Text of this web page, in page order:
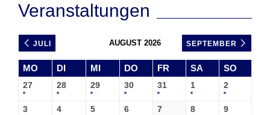
Veranstaltungen
JULI AUGUST 2026 SEPTEMBER
MO DI MI DO FR SA SO
27 28 29 30 31 1 2
3 4 5 6 7 8 9